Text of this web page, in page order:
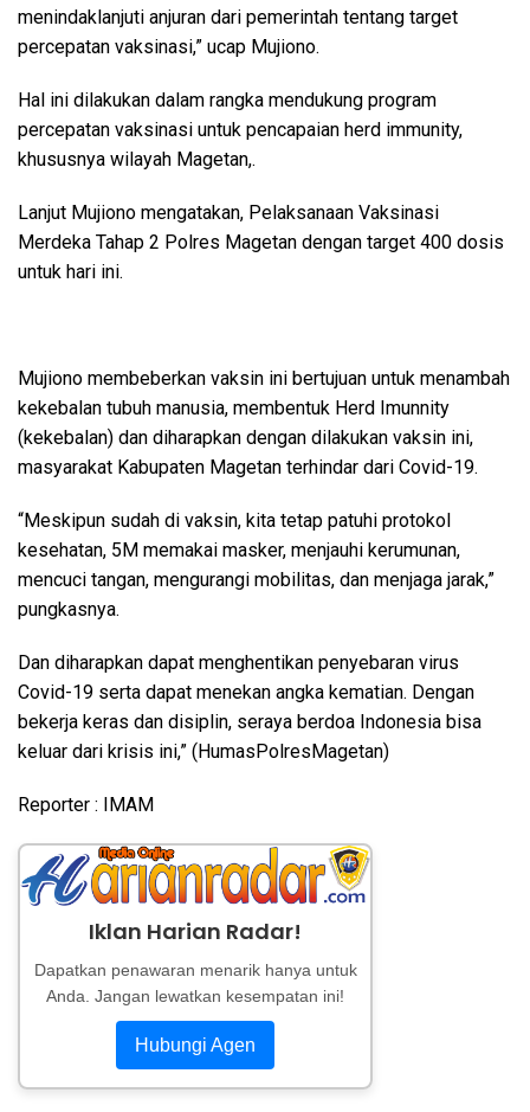
menindaklanjuti anjuran dari pemerintah tentang target
percepatan vaksinasi,” ucap Mujiono.
Hal ini dilakukan dalam rangka mendukung program
percepatan vaksinasi untuk pencapaian herd immunity,
khususnya wilayah Magetan,.
Lanjut Mujiono mengatakan, Pelaksanaan Vaksinasi
Merdeka Tahap 2 Polres Magetan dengan target 400 dosis
untuk hari ini.
Mujiono membeberkan vaksin ini bertujuan untuk menambah
kekebalan tubuh manusia, membentuk Herd Imunnity
(kekebalan) dan diharapkan dengan dilakukan vaksin ini,
masyarakat Kabupaten Magetan terhindar dari Covid-19.
“Meskipun sudah di vaksin, kita tetap patuhi protokol
kesehatan, 5M memakai masker, menjauhi kerumunan,
mencuci tangan, mengurangi mobilitas, dan menjaga jarak,”
pungkasnya.
Dan diharapkan dapat menghentikan penyebaran virus
Covid-19 serta dapat menekan angka kematian. Dengan
bekerja keras dan disiplin, seraya berdoa Indonesia bisa
keluar dari krisis ini,” (HumasPolresMagetan)
Reporter : IMAM
Iklan Harian Radar!
Dapatkan penawaran menarik hanya untuk
Anda. Jangan lewatkan kesempatan ini!
Hubungi Agen